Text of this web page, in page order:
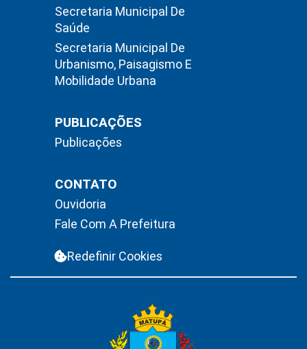
Secretaria Municipal De
Saúde
Secretaria Municipal De
Urbanismo, Paisagismo E
Mobilidade Urbana
PUBLICAÇÕES
Publicações
CONTATO
Ouvidoria
Fale Com A Prefeitura
Redefinir Cookies